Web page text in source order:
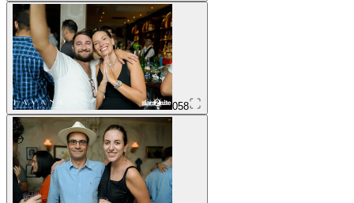
058